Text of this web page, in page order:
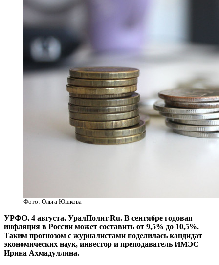
Фото: Ольга Юшкова
УРФО, 4 августа, УралПолит.Ru. В сентябре годовая
инфляция в России может составить от 9,5% до 10,5%.
Таким прогнозом с журналистами поделилась кандидат
экономических наук, инвестор и преподаватель ИМЭС
Ирина Ахмадуллина.